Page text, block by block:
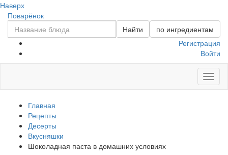
Наверх
Поварёнок
Найти
по ингредиентам
Регистрация
Войти
Главная
Рецепты
Десерты
Вкусняшки
Шоколадная паста в домашних условиях